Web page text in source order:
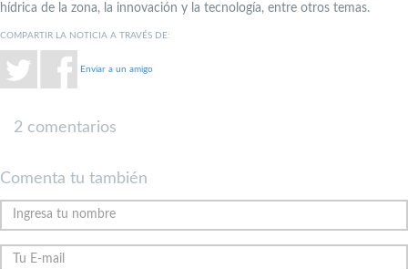
hídrica de la zona, la innovación y la tecnología, entre otros temas.
COMPARTIR LA NOTICIA A TRAVÉS DE:
Enviar a un amigo
2 comentarios
Comenta tu también